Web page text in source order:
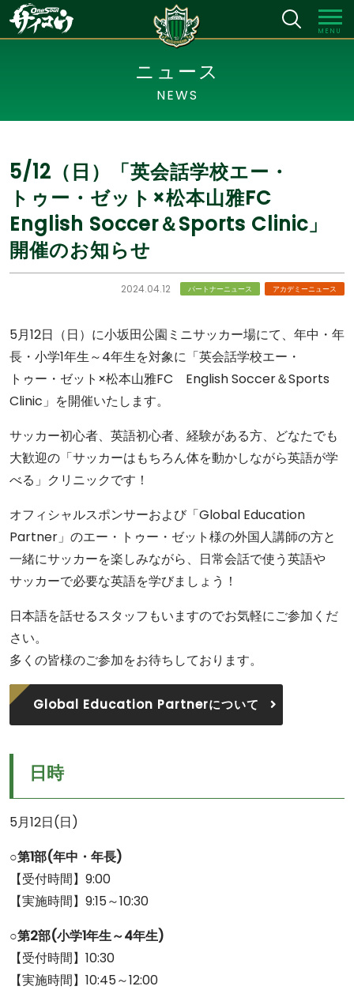
MENU
ニュース
NEWS
5/12（日）「英会話学校エー・
トゥー・ゼット×松本山雅FC
English Soccer＆Sports Clinic」
開催のお知らせ
2024.04.12 パートナーニュース アカデミーニュース
5月12日（日）に小坂田公園ミニサッカー場にて、年中・年
長・小学1年生～4年生を対象に「英会話学校エー・
トゥー・ゼット×松本山雅FC English Soccer＆Sports
Clinic」を開催いたします。
サッカー初心者、英語初心者、経験がある方、どなたでも
大歓迎の「サッカーはもちろん体を動かしながら英語が学
べる」クリニックです！
オフィシャルスポンサーおよび「Global Education
Partner」のエー・トゥー・ゼット様の外国人講師の方と
一緒にサッカーを楽しみながら、日常会話で使う英語や
サッカーで必要な英語を学びましょう！
日本語を話せるスタッフもいますのでお気軽にご参加くだ
さい。
多くの皆様のご参加をお待ちしております。
Global Education Partnerについて
日時
5月12日(日)
○第1部(年中・年長)
【受付時間】9:00
【実施時間】9:15～10:30
○第2部(小学1年生～4年生)
【受付時間】10:30
【実施時間】10:45～12:00